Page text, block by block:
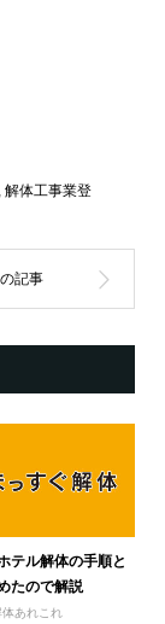
解体工事業登
テル解体の手順と
たので解説
体あれこれ